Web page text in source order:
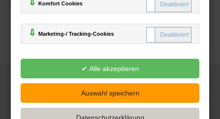
Komfort Cookies
Marketing-/ Tracking-Cookies
Deutsche-Buchhandlung.de
www.deutsche-buchhandlung.de ist ein Angebot der
Handelsgesellschaft mbH
Powered by Inooga